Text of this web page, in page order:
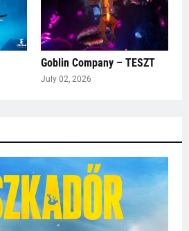
Goblin Company – TESZT
July 02, 2026